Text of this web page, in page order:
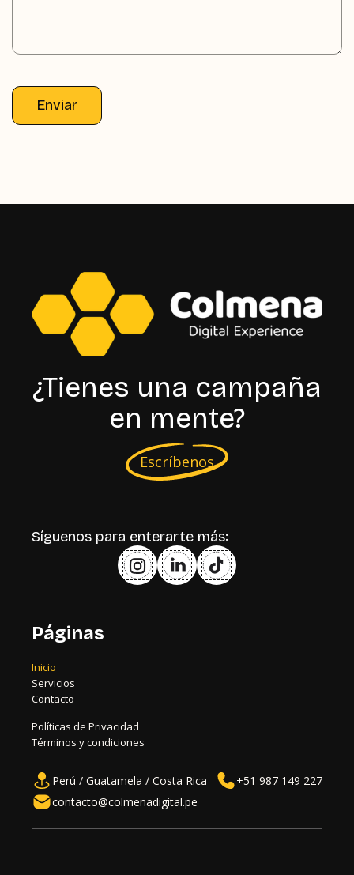
¿Tienes una campaña
en mente?
Escríbenos
Páginas
Inicio
Servicios
Contacto
Políticas de Privacidad
Términos y condiciones
Síguenos para enterarte más:
Perú / Guatamela / Costa Rica
+51 987 149 227
contacto@colmenadigital.pe